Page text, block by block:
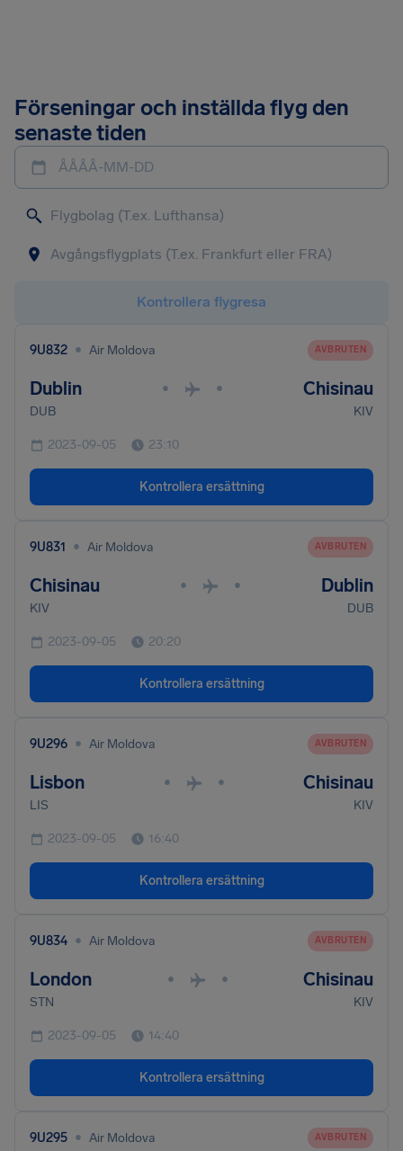
Förseningar och inställda flyg den
senaste tiden
ÅÅÅÅ-MM-DD
Kontrollera flygresa
9U832 • Air Moldova AVBRUTEN
Dublin • • Chisinau
DUB KIV
2023-09-05 23:10
Kontrollera ersättning
9U831 • Air Moldova AVBRUTEN
Chisinau • • Dublin
KIV DUB
2023-09-05 20:20
Kontrollera ersättning
9U296 • Air Moldova AVBRUTEN
Lisbon • • Chisinau
LIS KIV
2023-09-05 16:40
Kontrollera ersättning
9U834 • Air Moldova AVBRUTEN
London • • Chisinau
STN KIV
2023-09-05 14:40
Kontrollera ersättning
9U295 • Air Moldova AVBRUTEN